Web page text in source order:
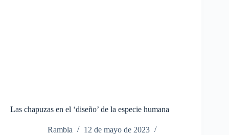
Las chapuzas en el ‘diseño’ de la especie humana
Rambla
12 de mayo de 2023